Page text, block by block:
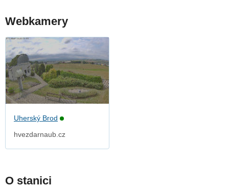
Webkamery
Uherský Brod
hvezdarnaub.cz
O stanici